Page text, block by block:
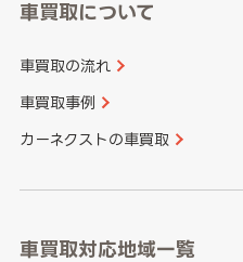
車買取について
車買取の流れ
車買取事例
カーネクストの車買取
車買取対応地域一覧